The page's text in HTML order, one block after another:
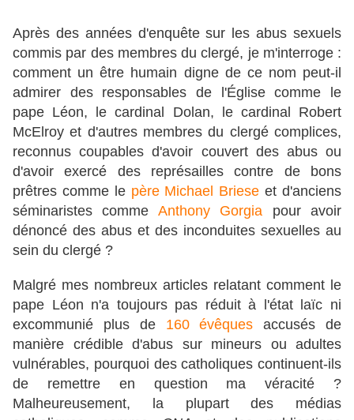
Après des années d'enquête sur les abus sexuels
commis par des membres du clergé, je m'interroge :
comment un être humain digne de ce nom peut-il
admirer des responsables de l'Église comme le
pape Léon, le cardinal Dolan, le cardinal Robert
McElroy et d'autres membres du clergé complices,
reconnus coupables d'avoir couvert des abus ou
d'avoir exercé des représailles contre de bons
prêtres comme le père Michael Briese et d'anciens
séminaristes comme Anthony Gorgia pour avoir
dénoncé des abus et des inconduites sexuelles au
sein du clergé ?
Malgré mes nombreux articles relatant comment le
pape Léon n'a toujours pas réduit à l'état laïc ni
excommunié plus de 160 évêques accusés de
manière crédible d'abus sur mineurs ou adultes
vulnérables, pourquoi des catholiques continuent-ils
de remettre en question ma véracité ?
Malheureusement, la plupart des médias